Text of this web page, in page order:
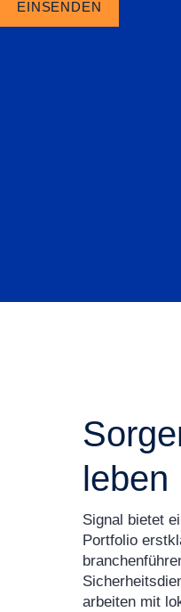
leben
Signal bietet
Portfolio
arbeiten mit